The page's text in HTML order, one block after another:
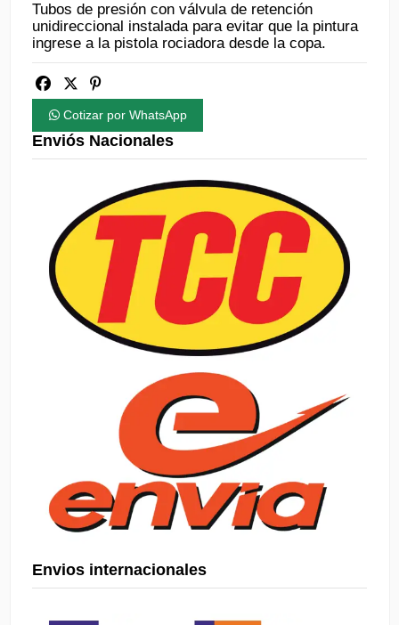
Tubos de presión con válvula de retención
unidireccional instalada para evitar que la pintura
ingrese a la pistola rociadora desde la copa.
Cotizar por WhatsApp
Enviós Nacionales
Envios internacionales